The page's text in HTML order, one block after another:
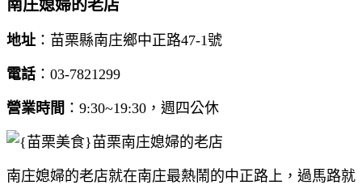
南庄媳婦的老店
地址 ：苗栗縣南庄鄉中正路47-1號
電話 ：03-7821299
營業時間 ：9:30~19:30，週四公休
南庄媳婦的老店就在南庄最熱鬧的中正路上，過馬路就